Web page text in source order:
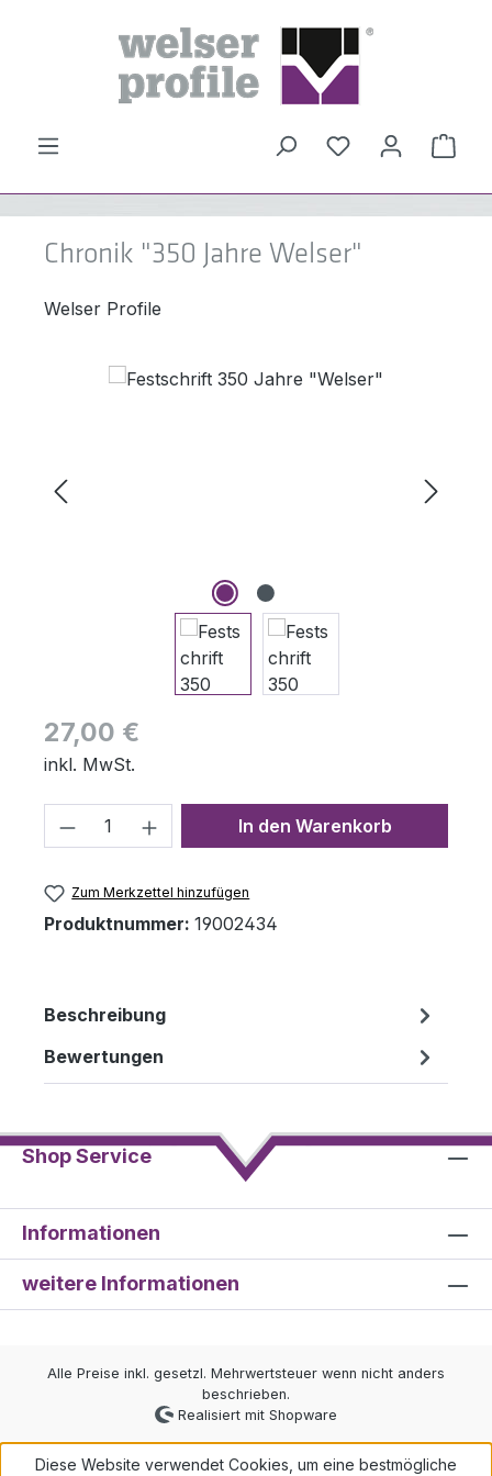
Zum Hauptinhalt springen
Du hast 0
Chronik "350 Jahre Welser"
Welser Profile
Bildergalerie überspringen
Regulärer Preis:
27,00 €
inkl. MwSt.
Produkt Anzahl: Gib den
In den Warenkorb
Zum Merkzettel hinzufügen
Produktnummer: 19002434
Beschreibung
Bewertungen
Shop Service
Informationen
weitere Informationen
Alle Preise inkl. gesetzl. Mehrwertsteuer wenn nicht anders
beschrieben.
Realisiert mit Shopware
Diese Website verwendet Cookies, um eine bestmögliche